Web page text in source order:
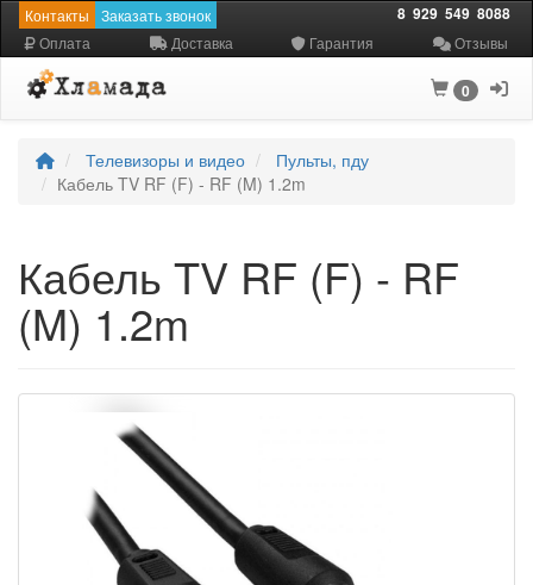
Контакты Заказать звонок 8 929 549 8088
Оплата Доставка Гарантия Отзывы
0
Телевизоры и видео
Пульты, пду
Кабель TV RF (F) - RF (M) 1.2m
Кабель TV RF (F) - RF
(M) 1.2m